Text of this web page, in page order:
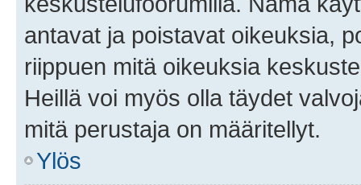
antavat ja poistavat oikeuksia,
riippuen mitä oikeuksia
Heillä voi myös olla täydet
mitä perustaja on määritellyt.
Ylös